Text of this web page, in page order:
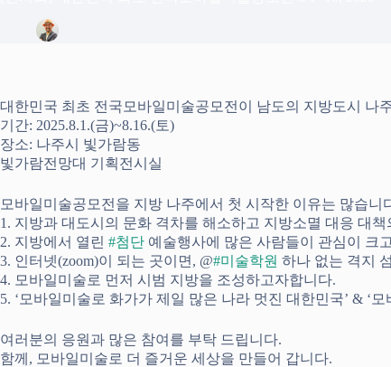
대한민국 최초 전국모바일미술공모전이 남도의 지방도시 나
기간: 2025.8.1.(금)~8.16.(토)
장소: 나주시 빛가람동
빛가람전망대 기획전시실
모바일미술공모전을 지방 나주에서 첫 시작한 이유는 많습니
1. 지방과 대도시의 문화 격차를 해소하고 지방소멸 대응 대책
2. 지방에서 열린 #첨단 예술행사에 많은 사람들이 관심이 크
3. 인터넷(zoom)이 되는 곳이면, @#미술학원 하나 없는 격지
4. 모바일미술로 먼저 시범 지방을 조성하고자합니다.
5. ‘모바일미술로 화가가 제일 많은 나라 멋진 대한민국’ & ‘
여러분의 응원과 많은 참여를 부탁 드립니다.
함께, 모바일미술로 더 즐거운 세상을 만들어 갑니다.